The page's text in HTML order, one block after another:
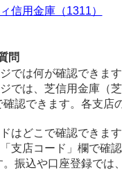
信用金庫（1311）
問
では何が確認できます
では、芝信用金庫（
確認できます。各支店
はどこで確認できます
支店コード」欄で確
。振込や口座登録では